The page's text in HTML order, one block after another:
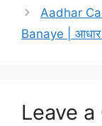
Aadhar
Banaye | आधार
Leave